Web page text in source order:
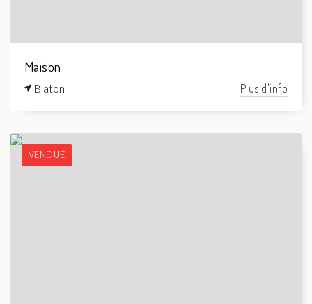
Maison
Blaton Plus d'info
VENDUE